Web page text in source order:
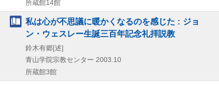
所蔵館14館
私は心が不思議に暖かくなるのを感じた : ジョ
ン・ウェスレー生誕三百年記念礼拝説教
鈴木有郷[述]
青山学院宗教センター 2003.10
所蔵館3館